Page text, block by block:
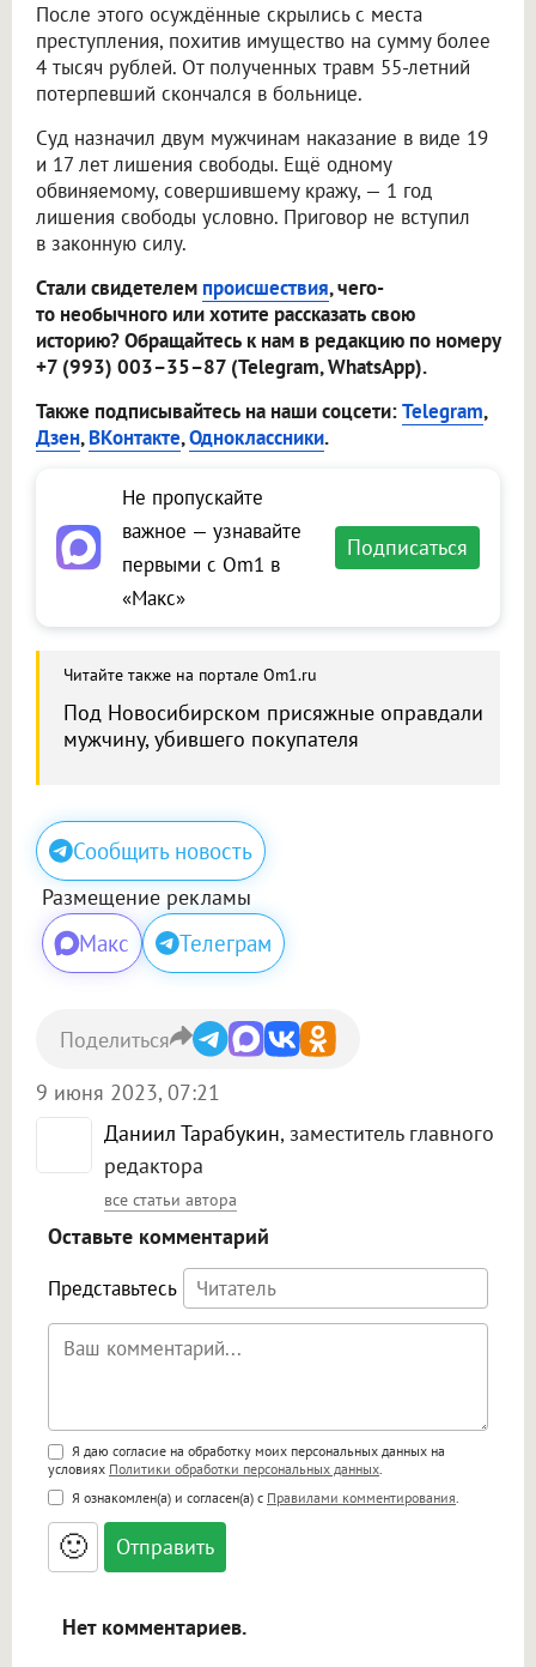
После этого осуждённые скрылись с места
преступления, похитив имущество на сумму более
4 тысяч рублей. От полученных травм 55-летний
потерпевший скончался в больнице.
Суд назначил двум мужчинам наказание в виде 19
и 17 лет лишения свободы. Ещё одному
обвиняемому, совершившему кражу, — 1 год
лишения свободы условно. Приговор не вступил
в законную силу.
Стали свидетелем происшествия, чего-
то необычного или хотите рассказать свою
историю? Обращайтесь к нам в редакцию по номеру
+7 (993) 003–35–87 (Telegram, WhatsApp).
Также подписывайтесь на наши соцсети:Telegram,
Дзен,ВКонтакте,Одноклассники.
Не пропускайте
важное — узнавайте
первыми с Om1 в
«Макс»
Подписаться
Читайте также на портале Om1.ru
Под Новосибирском присяжные оправдали
мужчину, убившего покупателя
Сообщить новость
Размещение рекламы
Макс Телеграм
Даниил Тарабукин, заместитель главного
редактора
все статьи автора
9 июня 2023, 07:21
Поделиться
Оставьте комментарий
Представьтесь
Поддержка HTML
<b>, <strong>, <u>, <i>, <em>, <s>, <big>,
<small>, <sup>, <sub>, <pre>, <ul>, <ol>, <li>,
<blockquote>, <code> экранирует HTML,
адреса URL автоматически становятся
ссылками, и [img]адрес[/img] будет
Я даю согласие на обработку моих персональных данных на
условиях Политики обработки персональных данных
Я ознакомлен(а) и согласен(а) с Правилами комментирования
🙂
Нет комментариев.